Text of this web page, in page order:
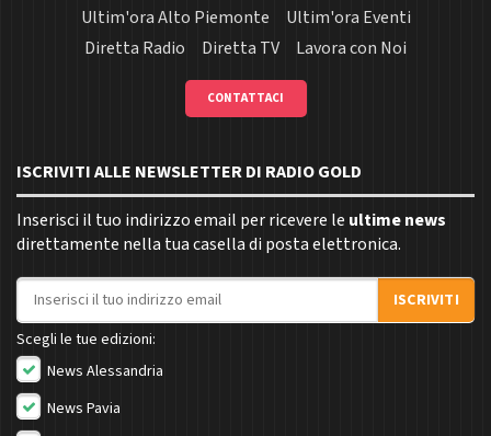
Ultim'ora Alto Piemonte
Ultim'ora Eventi
Diretta Radio
Diretta TV Lavora con Noi
CONTATTACI
ISCRIVITI ALLE NEWSLETTER DI RADIO GOLD
Inserisci il tuo indirizzo email per ricevere le ultime news
direttamente nella tua casella di posta elettronica.
Indirizzo email
ISCRIVITI
Scegli le tue edizioni:
News Alessandria
News Pavia